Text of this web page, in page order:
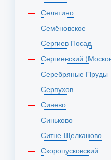
Селятино
Семёновское
Сергиев Посад
Сергиевский
Серебряные Пруды
Серпухов
Синево
Синьково
Ситне-Щелканово
Скоропусковский